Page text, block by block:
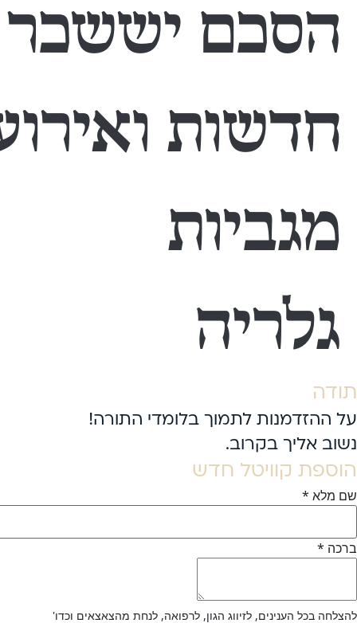
הסכם יששכר
חדשות
מגביות
גלריה
תודה
על ההזדמנות לתמוך בלומדי התורה!
נשוב אליך בקרוב.
הוספת קוויטל חדש
שם מלא *
ברכה *
להצלחה בכל הענינים, לזיווג הגון, לרפואה, לנחת מהצאצאים וכדו'